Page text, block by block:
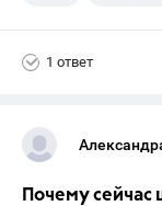
1 ответ
Почему сейчас